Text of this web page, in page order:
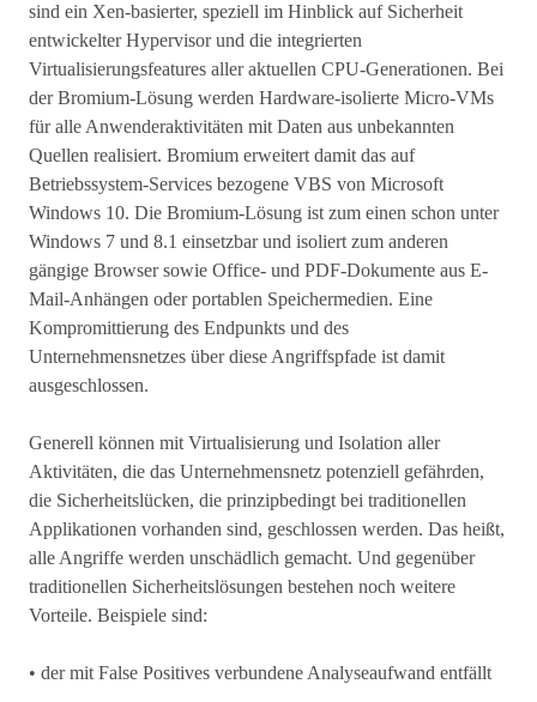
sind ein Xen-basierter, speziell im Hinblick auf Sicherheit
entwickelter Hypervisor und die integrierten
Virtualisierungsfeatures aller aktuellen CPU-Generationen. Bei
der Bromium-Lösung werden Hardware-isolierte Micro-VMs
für alle Anwenderaktivitäten mit Daten aus unbekannten
Quellen realisiert. Bromium erweitert damit das auf
Betriebssystem-Services bezogene VBS von Microsoft
Windows 10. Die Bromium-Lösung ist zum einen schon unter
Windows 7 und 8.1 einsetzbar und isoliert zum anderen
gängige Browser sowie Office- und PDF-Dokumente aus E-
Mail-Anhängen oder portablen Speichermedien. Eine
Kompromittierung des Endpunkts und des
Unternehmensnetzes über diese Angriffspfade ist damit
ausgeschlossen.
Generell können mit Virtualisierung und Isolation aller
Aktivitäten, die das Unternehmensnetz potenziell gefährden,
die Sicherheitslücken, die prinzipbedingt bei traditionellen
Applikationen vorhanden sind, geschlossen werden. Das heißt,
alle Angriffe werden unschädlich gemacht. Und gegenüber
traditionellen Sicherheitslösungen bestehen noch weitere
Vorteile. Beispiele sind:
• der mit False Positives verbundene Analyseaufwand entfällt